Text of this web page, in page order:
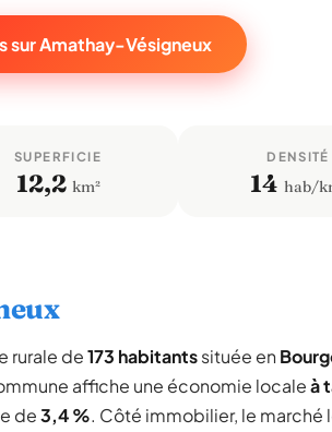
sur Amathay-Vésigneux
SUPERFICIE
12,2 km²
DENSITÉ
14 hab/
rurale de173 habitantssituée en
affiche une économie localeà
de3,4 %. Côté immobilier, le marché